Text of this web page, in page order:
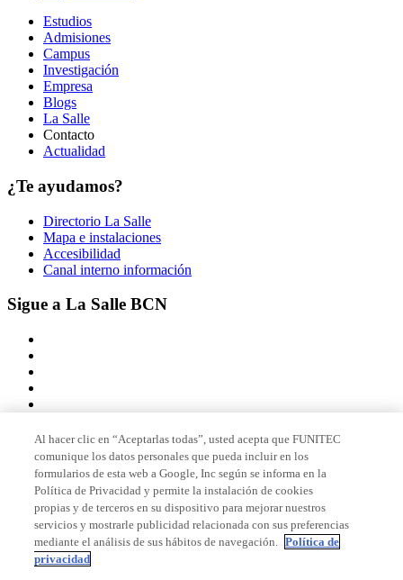
Estudios
Admisiones
Campus
Investigación
Empresa
Blogs
La Salle
Contacto
Actualidad
¿Te ayudamos?
Directorio La Salle
Mapa e instalaciones
Accesibilidad
Canal interno información
Sigue a La Salle BCN
Miembro de
Acreditaciones
Al hacer clic en “Aceptarlas todas”, usted acepta que FUNITEC
comunique los datos personales que pueda incluir en los
formularios de esta web a Google, Inc según se informa en la
Política de Privacidad y permite la instalación de cookies
propias y de terceros en su dispositivo para mejorar nuestros
servicios y mostrarle publicidad relacionada con sus preferencias
mediante el análisis de sus hábitos de navegación. Política de
privacidad